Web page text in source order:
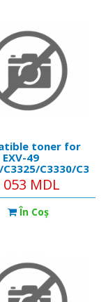
toner for
49
C3325/C3330/
19K
053 MDL
În Coş